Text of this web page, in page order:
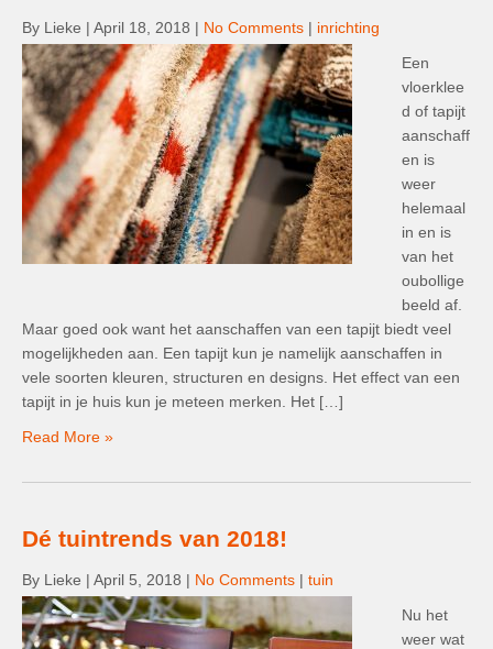
By Lieke | April 18, 2018 | No Comments | inrichting
Een
vloerklee
d of tapijt
aanschaff
en is
weer
helemaal
in en is
van het
oubollige
beeld af.
Maar goed ook want het aanschaffen van een tapijt biedt veel
mogelijkheden aan. Een tapijt kun je namelijk aanschaffen in
vele soorten kleuren, structuren en designs. Het effect van een
tapijt in je huis kun je meteen merken. Het […]
Read More »
Dé tuintrends van 2018!
By Lieke | April 5, 2018 | No Comments | tuin
Nu het
weer wat